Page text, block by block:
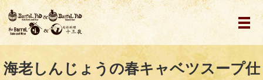
メ
海老しんじょうの春キャベツスープ仕